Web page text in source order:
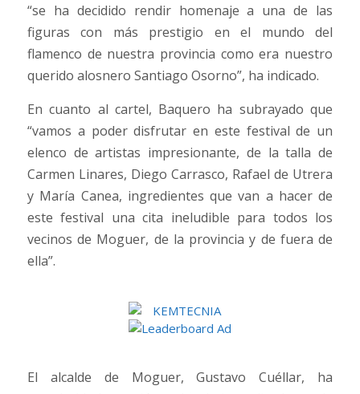
“se ha decidido rendir homenaje a una de las
figuras con más prestigio en el mundo del
flamenco de nuestra provincia como era nuestro
querido alosnero Santiago Osorno”, ha indicado.
En cuanto al cartel, Baquero ha subrayado que
“vamos a poder disfrutar en este festival de un
elenco de artistas impresionante, de la talla de
Carmen Linares, Diego Carrasco, Rafael de Utrera
y María Canea, ingredientes que van a hacer de
este festival una cita ineludible para todos los
vecinos de Moguer, de la provincia y de fuera de
ella”.
El alcalde de Moguer, Gustavo Cuéllar, ha